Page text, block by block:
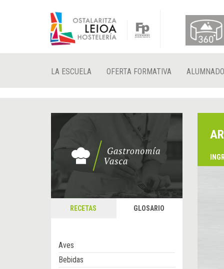
LA ESCUELA OFERTA FORMATIVA ALUMNADO
RECETAS GLOSARIO
Aves
Bebidas